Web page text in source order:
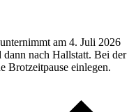
am 4. Juli 2026
dann nach Hallstatt. Bei der
Brotzeitpause einlegen.